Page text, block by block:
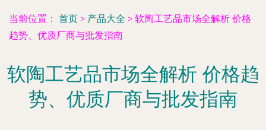
当前位置： 首页 > 产品大全 > 软陶工艺品市场全解析 价格
趋势、优质厂商与批发指南
软陶工艺品市场全解析 价格趋
势、优质厂商与批发指南